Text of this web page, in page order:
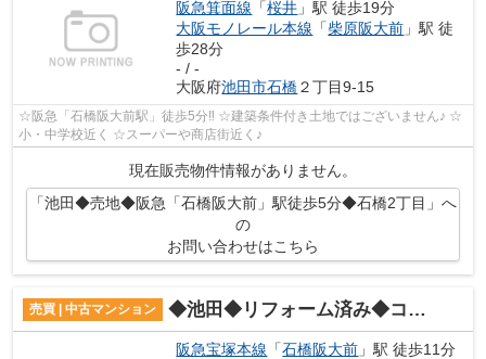
阪急箕面線 「桜井 」駅 徒歩19分
大阪モノレール本線 「柴原阪大前 」駅 徒
歩28分
- / -
大阪府池田市石橋２丁目9-15
☆阪急「石橋阪大前駅」徒歩5分‼ ☆建築条件付き土地ではございません♪ ☆
小・中学校近く ☆スーパーや商店街近く♪
現在販売物件情報がありません。
「池田◆売地◆阪急「石橋阪大前」駅徒歩5分◆石橋2丁目」へ
の
お問い合わせはこちら
売買 | 中古マンション ◆池田◆リフォーム済み◆コープ野村ウィンディ池田♪
阪急宝塚本線 「石橋阪大前 」駅 徒歩11分